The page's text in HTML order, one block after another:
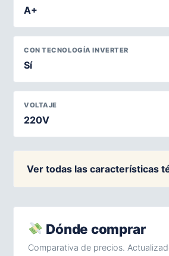
A+
CON TECNOLOGÍA INVERTER
Sí
VOLTAJE
220V
Ver todas las características
Dónde comprar
Comparativa de precios.